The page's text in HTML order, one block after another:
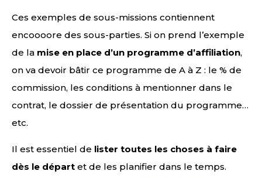
Ces exemples de sous-missions contiennent
encoooore des sous-parties. Si on prend l’exemple
de la mise en place d’un programme d’affiliation,
on va devoir bâtir ce programme de A à Z : le % de
commission, les conditions à mentionner dans le
contrat, le dossier de présentation du programme…
etc.
Il est essentiel de lister toutes les choses à faire
dès le départ et de les planifier dans le temps.